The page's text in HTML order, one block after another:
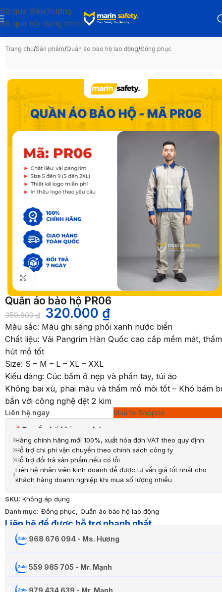
Bỏ qua điều hướng
Bỏ qua nội dung chính
Trang chủ/Sản phẩm/Quần áo bảo hộ lao động/Đồng phục
Quần áo bảo hộ PR06
350.000₫ 320.000 ₫
Màu sắc: Màu ghi sáng phối xanh nước biển
Chất liệu: Vải Pangrim Hàn Quốc cao cấp mềm mát, thấm
hút mồ tốt
Size: S – M – L – XL – XXL
Kiểu dáng: Cúc bấm ở nẹp và phần tay, túi áo
Không bai xù, phai màu và thấm mồ môi tốt – Khó bám
bẩn với công nghệ dệt 2 kim
Liên hệ ngay Mua tại Shopee
Quyền lợi khi mua hàng
Hàng chính hãng mới 100%, xuất hóa đơn VAT theo quy định
Hỗ trợ chi phí vận chuyển theo chính sách công ty
Hỗ trợ đổi trả sản phẩm nếu có lỗi
Liên hệ nhân viên kinh doanh để được tư vấn giá tốt nhất cho
khách hàng doanh nghiệp khi mua số lượng nhiều
SKU: Không áp dụng
Danh mục: Đồng phục, Quần áo bảo hộ lao động
Liên hệ để được hỗ trợ nhanh nhất
0968 676 094 - Ms. Hương
0559 985 705 - Mr. Mạnh